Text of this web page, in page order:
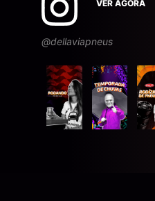
VER AGORA
@dellaviapneus